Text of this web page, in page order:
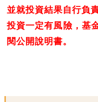
並就投資結果自行負責
投資一定有風險，基
閱公開說明書。